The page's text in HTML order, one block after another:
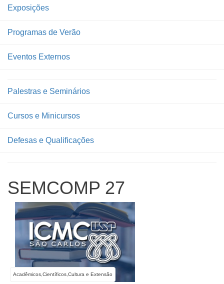
Exposições
Programas de Verão
Eventos Externos
Palestras e Seminários
Cursos e Minicursos
Defesas e Qualificações
SEMCOMP 27
Acadêmicos,Científicos,Cultura e Extensão